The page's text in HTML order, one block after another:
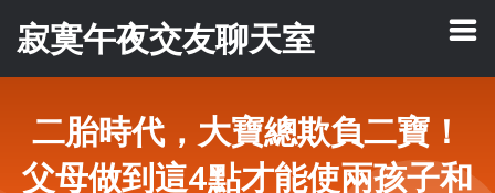
寂寞午夜交友聊天室
二胎時代，大寶總欺負二寶！
父母做到這4點才能使兩孩子和